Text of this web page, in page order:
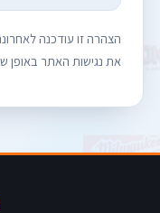
את נגישות האתר באופן